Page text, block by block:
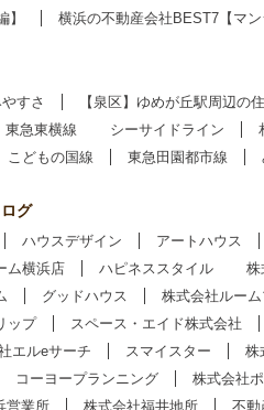
横浜の不動産会社BEST7【マ
すさ
【泉区】ゆめが丘駅周辺の
東急東横線 シーサイドライン
こどもの国線 東急田園都市線
グ
ハウスデザイン
アートハウス
ム横浜店 ハピネススタイル
株
グッドハウス
株式会社ルー
ップ
スペース・エイド株式会社
エルeサーチ スマイスター
株
コーヨープランニング
株式会社
営業所
株式会社福井地所
不動